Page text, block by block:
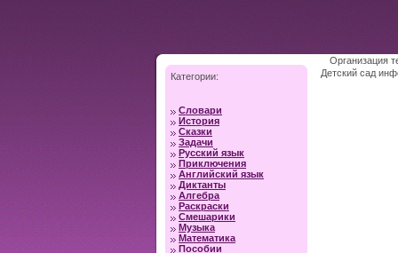
Категории:
Словари
История
Сказки
Задачи
Русский язык
Приключения
Английский язык
Диктанты
Алгебра
Раскраски
Смешарики
Музыка
Математика
Пособии
Организация
Детский сад